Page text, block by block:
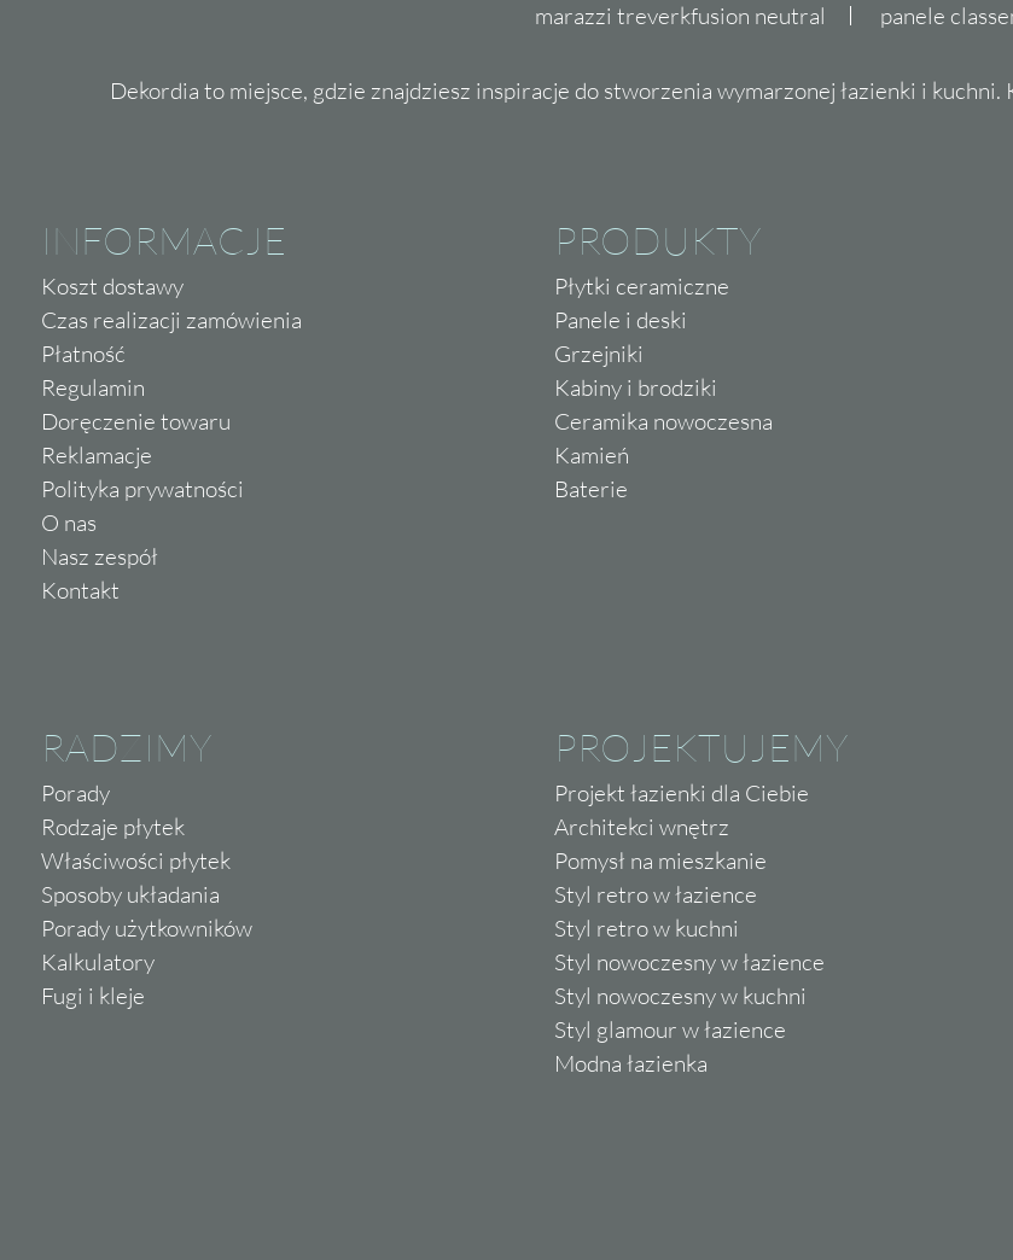
marazzi treverkfusion neutral panele
Dekordia to miejsce, gdzie znajdziesz inspiracje do stworzenia wymarzonej łazienki i
INFORMACJE
Koszt dostawy
Czas realizacji zamówienia
Płatność
Regulamin
Doręczenie towaru
Reklamacje
Polityka prywatności
O nas
Nasz zespół
Kontakt
PRODUKTY
Płytki ceramiczne
Panele i deski
Grzejniki
Kabiny i brodziki
Ceramika nowoczesna
Kamień
Baterie
RADZIMY
Porady
Rodzaje płytek
Właściwości płytek
Sposoby układania
Porady użytkowników
Kalkulatory
Fugi i kleje
PROJEKTUJEMY
Projekt łazienki dla Ciebie
Architekci wnętrz
Pomysł na mieszkanie
Styl retro w łazience
Styl retro w kuchni
Styl nowoczesny w łazience
Styl nowoczesny w kuchni
Styl glamour w łazience
Modna łazienka